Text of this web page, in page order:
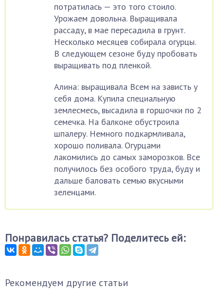
потратилась — это того стоило.
Урожаем довольна. Выращивала
рассаду, в мае пересадила в грунт.
Несколько месяцев собирала огурцы.
В следующем сезоне буду пробовать
выращивать под пленкой.
Алина: выращивала Всем на зависть у
себя дома. Купила специальную
землесмесь, высадила в горшочки по 2
семечка. На балконе обустроила
шпалеру. Немного подкармливала,
хорошо поливала. Огурцами
лакомились до самых заморозков. Все
получилось без особого труда, буду и
дальше баловать семью вкусными
зеленцами.
Понравилась статья? Поделитесь ей:
Рекомендуем другие статьи